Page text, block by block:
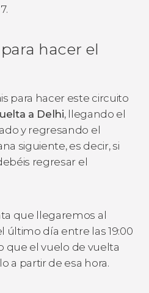
hacer el
para hacer este circuito
a Delhi, llegando el
y regresando el
siguiente, es decir, si
regresar el
que llegaremos al
último día entre las 19:00
que el vuelo de vuelta
a partir de esa hora.